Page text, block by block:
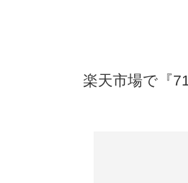
楽天市場で『